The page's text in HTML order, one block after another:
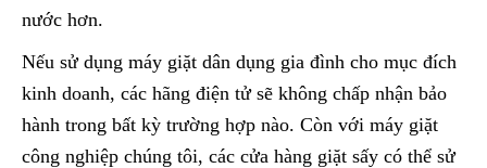
nước hơn.
Nếu sử dụng máy giặt dân dụng gia đình cho mục đích
kinh doanh, các hãng điện tử sẽ không chấp nhận bảo
hành trong bất kỳ trường hợp nào. Còn với máy giặt
công nghiệp chúng tôi, các cửa hàng giặt sấy có thể sử